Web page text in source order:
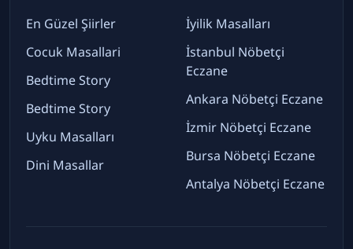
En Güzel Şiirler
Cocuk Masallari
Bedtime Story
Bedtime Story
Uyku Masalları
Dini Masallar
İyilik Masalları
İstanbul Nöbetçi
Eczane
Ankara Nöbetçi Eczane
İzmir Nöbetçi Eczane
Bursa Nöbetçi Eczane
Antalya Nöbetçi Eczane